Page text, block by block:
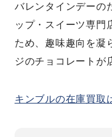
バレンタインデーの
ップ・スイーツ専門
ため、趣味趣向を凝
ジのチョコレートが
キンブルの在庫買取